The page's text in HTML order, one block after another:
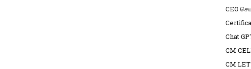
CEO
Chat
CM
CM